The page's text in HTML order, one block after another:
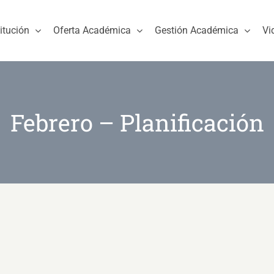
Oferta Académica Gestión Académica
Febrero – Planificación